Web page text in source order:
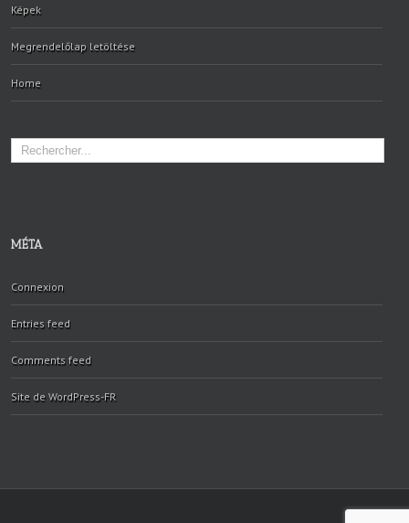
Képek
Megrendelőlap letöltése
Home
MÉTA
Connexion
Entries feed
Comments feed
Site de WordPress-FR